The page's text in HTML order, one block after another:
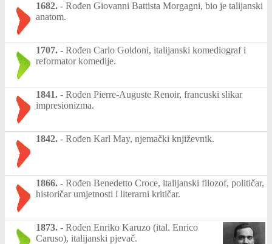
1682. - Rođen Giovanni Battista Morgagni, bio je talijanski
anatom.
1707. - Rođen Carlo Goldoni, italijanski komediograf i
reformator komedije.
1841. - Rođen Pierre-Auguste Renoir, francuski slikar
impresionizma.
1842. - Rođen Karl May, njemački književnik.
1866. - Rođen Benedetto Croce, italijanski filozof, političar,
historičar umjetnosti i literarni kritičar.
1873. - Rođen Enriko Karuzo (ital. Enrico
Caruso), italijanski pjevač.